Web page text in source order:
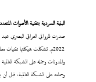
البنية السردية بتقنية الأصوات
صدرت للروائي العراقي البصري
2022م. تشكلت هيكلتها تقنيات
والمدونات وحمّله على الشبكة